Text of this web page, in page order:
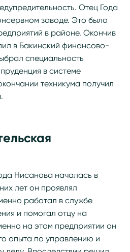
Отец Года
заводе. Это было
в районе. Окончив
в Бакинский финансово-
специальность
в системе
техникума получил
Нисанова началась в
лет он проявлял
работал в службе
и помогал отцу на
на этом предприятии он
опыта по управлению и